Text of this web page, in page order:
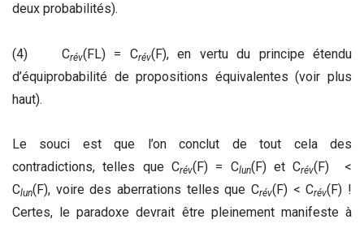
deux probabilités).
(4) Crév(FL) = Crév(F), en vertu du principe étendu
d’équiprobabilité de propositions équivalentes (voir plus
haut).
Le souci est que l’on conclut de tout cela des
contradictions, telles que Crév(F) = Clun(F) et Crév(F) <
Clun(F), voire des aberrations telles que Crév(F) < Crév(F) !
Certes, le paradoxe devrait être pleinement manifeste à